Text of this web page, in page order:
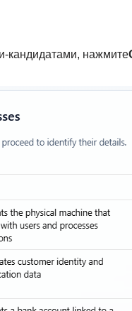
кандидатами, нажмите